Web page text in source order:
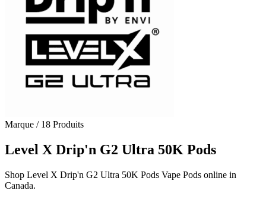
Marque / 18 Produits
Level X Drip'n G2 Ultra 50K Pods
Shop Level X Drip'n G2 Ultra 50K Pods Vape Pods online in
Canada.